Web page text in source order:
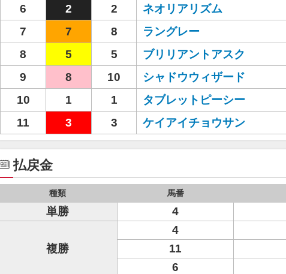
6
2 2 ネオリアリズム
7
7 8 ラングレー
8
5 5 ブリリアントアスク
9
8 10 シャドウウィザード
10
1 1 タブレットピーシー
11
3 3 ケイアイチョウサン
払戻金
種類 馬番
単勝 4
複勝
4
11
6